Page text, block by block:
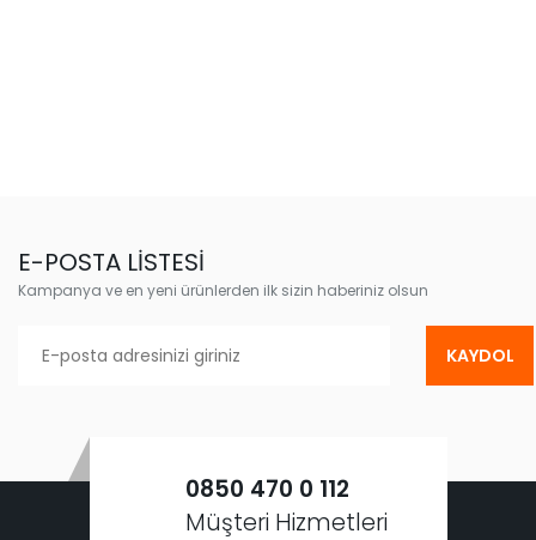
E-POSTA LİSTESİ
Kampanya ve en yeni ürünlerden ilk sizin haberiniz olsun
KAYDOL
0850 470 0 112
Müşteri Hizmetleri